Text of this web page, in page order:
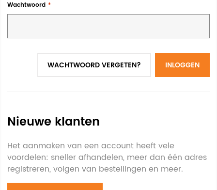
Wachtwoord
INLOGGEN
WACHTWOORD VERGETEN?
Nieuwe klanten
Het aanmaken van een account heeft vele
voordelen: sneller afhandelen, meer dan één adres
registreren, volgen van bestellingen en meer.